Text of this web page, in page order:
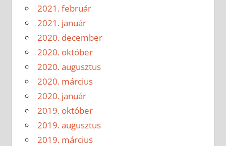
2021. február
2021. január
2020. december
2020. október
2020. augusztus
2020. március
2020. január
2019. október
2019. augusztus
2019. március